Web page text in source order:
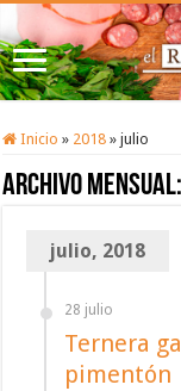
Inicio » 2018 » julio
Archivo
julio, 2018
28 julio
Ternera
pimentón